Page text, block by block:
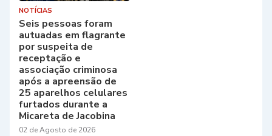
NOTÍCIAS
Seis pessoas foram
autuadas em flagrante
por suspeita de
receptação e
associação criminosa
após a apreensão de
25 aparelhos celulares
furtados durante a
Micareta de Jacobina
02 de Agosto de 2026